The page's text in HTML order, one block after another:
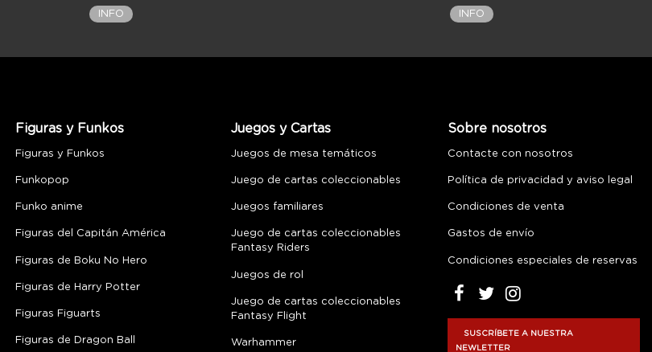
INFO INFO
Figuras y Funkos
Figuras y Funkos
Funkopop
Funko anime
Figuras del Capitán América
Figuras de Boku No Hero
Figuras de Harry Potter
Figuras Figuarts
Figuras de Dragon Ball
Juegos y Cartas
Juegos de mesa temáticos
Juego de cartas coleccionables
Juegos familiares
Juego de cartas coleccionables
Fantasy Riders
Juegos de rol
Juego de cartas coleccionables
Fantasy Flight
Warhammer
Sobre nosotros
Contacte con nosotros
Política de privacidad y aviso legal
Condiciones de venta
Gastos de envío
Condiciones especiales de reservas
SUSCRÍBETE A NUESTRA
NEWLETTER